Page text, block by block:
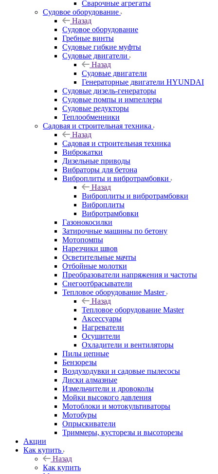
Сварочные агрегаты
Судовое оборудование
Назад
Судовое оборудование
Гребные винты
Судовые гибкие муфты
Судовые двигатели
Назад
Судовые двигатели
Генераторные двигатели HYUNDAI
Судовые дизель-генераторы
Судовые помпы и импеллеры
Судовые редукторы
Теплообменники
Садовая и строительная техника
Назад
Садовая и строительная техника
Виброкатки
Дизельные приводы
Вибраторы для бетона
Виброплиты и вибротрамбовки
Назад
Виброплиты и вибротрамбовки
Виброплиты
Вибротрамбовки
Газонокосилки
Затирочные машины по бетону
Мотопомпы
Нарезчики швов
Осветительные мачты
Отбойные молотки
Преобразователи напряжения и частоты
Снегоотбрасыватели
Тепловое оборудование Master
Назад
Тепловое оборудование Master
Аксессуары
Нагреватели
Осушители
Охладители и вентиляторы
Пилы цепные
Бензорезы
Воздуходувки и садовые пылесосы
Диски алмазные
Измельчители и дровоколы
Мойки высокого давления
Мотоблоки и мотокультиваторы
Мотобуры
Опрыскиватели
Триммеры, кусторезы и высоторезы
Акции
Как купить
Назад
Как купить